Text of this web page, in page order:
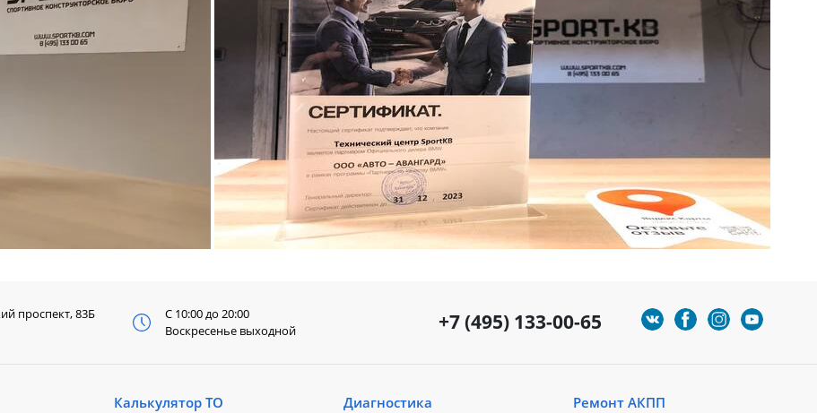
+7 (495) 133-00-65
проспект, 83Б
С 10:00 до 20:00
Воскресенье выходной
Калькулятор ТО Диагностика Ремонт АКПП